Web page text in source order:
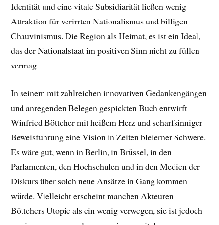
Identität und eine vitale Subsidiarität ließen wenig
Attraktion für verirrten Nationalismus und billigen
Chauvinismus. Die Region als Heimat, es ist ein Ideal,
das der Nationalstaat im positiven Sinn nicht zu füllen
vermag.
In seinem mit zahlreichen innovativen Gedankengängen
und anregenden Belegen gespickten Buch entwirft
Winfried Böttcher mit heißem Herz und scharfsinniger
Beweisführung eine Vision in Zeiten bleierner Schwere.
Es wäre gut, wenn in Berlin, in Brüssel, in den
Parlamenten, den Hochschulen und in den Medien der
Diskurs über solch neue Ansätze in Gang kommen
würde. Vielleicht erscheint manchen Akteuren
Böttchers Utopie als ein wenig verwegen, sie ist jedoch